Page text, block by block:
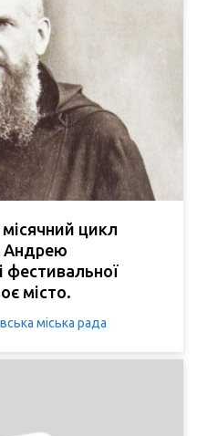
цикл
Андрею
місто.
міська рада